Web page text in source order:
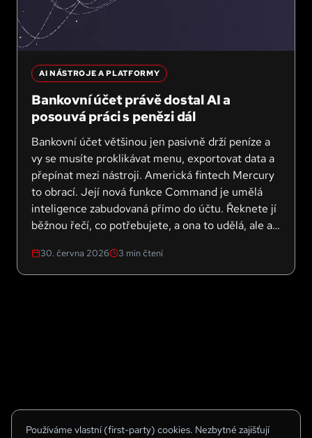
Používáme vlastní (first-party) cookies. Nezbytné zajišťují
AI NÁSTROJE A PLATFORMY
Bankovní účet právě dostal AI a
posouvá práci s penězi dál
Bankovní účet většinou jen pasivně drží peníze a
vy se musíte proklikávat menu, exportovat data a
přepínat mezi nástroji. Americká fintech Mercury
to obrací. Její nová funkce Command je umělá
inteligence zabudovaná přímo do účtu. Řeknete jí
běžnou řečí, co potřebujete, a ona to udělá, ale až
pohled na to, kam se řízení financí posouvá.
30. června 2026 3 min čtení